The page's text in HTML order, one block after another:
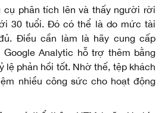
cụ phân tích lên và thấy người rời
30 tuổi. Đó có thể là do mức tài
Điều cần làm là hãy cung cấp
Analytic hỗ trợ thêm bằng
lệ phản hồi tốt. Nhờ thế, tệp khách
nhiều công sức cho hoạt động